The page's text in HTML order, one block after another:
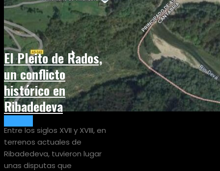
El Pleito de Rados,
un conflicto
histórico en
Ribadedeva
Entre los siglos XVII y XVIII, en
terrenos actuales de
Ribadedeva, tuvieron lugar
unas disputas que